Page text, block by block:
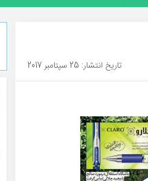
تاریخ انتشار: 25 سپتامبر 2017